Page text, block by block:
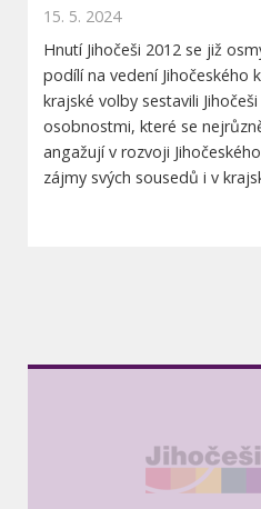
15. 5. 2024
Hnutí Jihočeši 2012 se již
podílí na vedení Jihočeského
krajské volby sestavili
osobnostmi, které se
angažují v rozvoji
zájmy svých sousedů i v